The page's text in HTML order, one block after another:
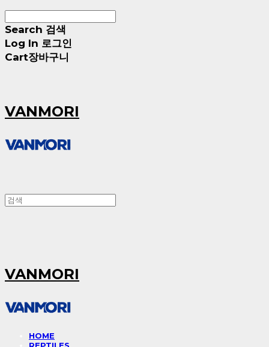
Search 검색
Log In 로그인
Cart장바구니
VANMORI
VANMORI
HOME